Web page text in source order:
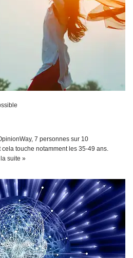
7 personnes sur 10
touche notamment les 35-49 ans.
suite »